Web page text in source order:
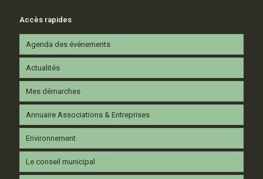
Accès rapides
Agenda des événements
Actualités
Mes démarches
Annuaire Associations & Entreprises
Environnement
Le conseil municipal